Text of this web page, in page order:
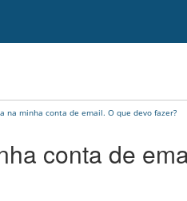
na minha conta de email. O que devo fazer?
conta de